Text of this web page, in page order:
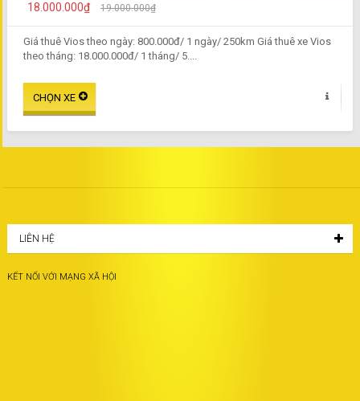
18.000.000₫ 19.000.000₫
Giá thuê Vios theo ngày: 800.000đ/ 1 ngày/ 250km Giá thuê xe Vios
theo tháng: 18.000.000đ/ 1 tháng/ 5....
LIÊN HỆ
KẾT NỐI VỚI MẠNG XÃ HỘI